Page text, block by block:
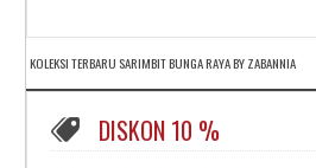
KOLEKSI TERBARU SARIMBIT BUNGA RAYA BY ZABANNIA
DISKON 10 %